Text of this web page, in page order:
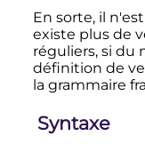
En sorte, il
existe plus de
réguliers, si du
définition de
la grammaire
Syntaxe